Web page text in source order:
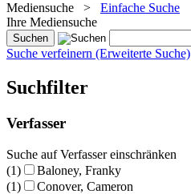
Mediensuche > Einfache Suche
Ihre Mediensuche
Suche verfeinern (Erweiterte Suche)
Suchfilter
Verfasser
Suche auf Verfasser einschränken
(1)
Baloney, Franky
(1)
Conover, Cameron